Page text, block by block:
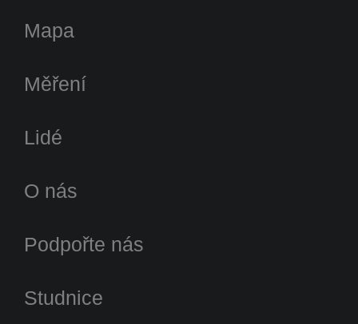
Mapa
Měření
Lidé
O nás
Podpořte nás
Studnice